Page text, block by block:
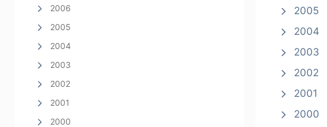
2006
2005
2004
2003
2002
2001
2000
2005
2004
2003
2002
2001
2000